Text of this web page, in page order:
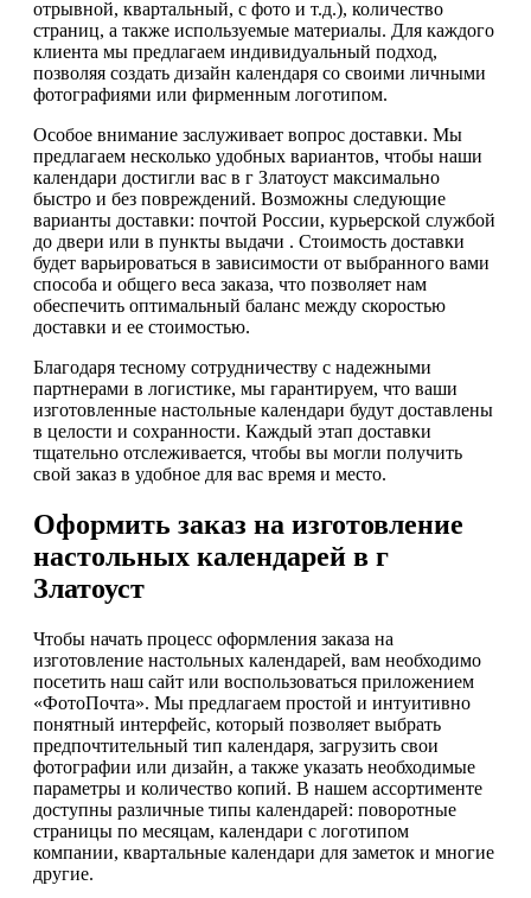
отрывной, квартальный, с фото и т.д.), количество
страниц, а также используемые материалы. Для каждого
клиента мы предлагаем индивидуальный подход,
позволяя создать дизайн календаря со своими личными
фотографиями или фирменным логотипом.
Особое внимание заслуживает вопрос доставки. Мы
предлагаем несколько удобных вариантов, чтобы наши
календари достигли вас в г Златоуст максимально
быстро и без повреждений. Возможны следующие
варианты доставки: почтой России, курьерской службой
до двери или в пункты выдачи . Стоимость доставки
будет варьироваться в зависимости от выбранного вами
способа и общего веса заказа, что позволяет нам
обеспечить оптимальный баланс между скоростью
доставки и ее стоимостью.
Благодаря тесному сотрудничеству с надежными
партнерами в логистике, мы гарантируем, что ваши
изготовленные настольные календари будут доставлены
в целости и сохранности. Каждый этап доставки
тщательно отслеживается, чтобы вы могли получить
свой заказ в удобное для вас время и место.
Оформить заказ на изготовление
настольных календарей в г
Златоуст
Чтобы начать процесс оформления заказа на
изготовление настольных календарей, вам необходимо
посетить наш сайт или воспользоваться приложением
«ФотоПочта». Мы предлагаем простой и интуитивно
понятный интерфейс, который позволяет выбрать
предпочтительный тип календаря, загрузить свои
фотографии или дизайн, а также указать необходимые
параметры и количество копий. В нашем ассортименте
доступны различные типы календарей: поворотные
страницы по месяцам, календари с логотипом
компании, квартальные календари для заметок и многие
другие.